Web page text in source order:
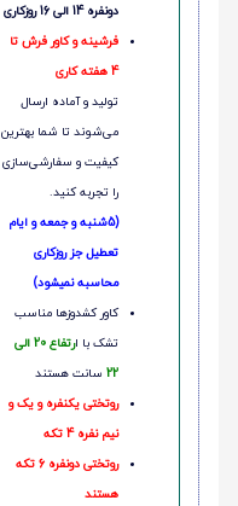
دونفره 14 الی 16 روزکاری
فرشینه و کاور فرش تا
4 هفته کاری
تولید و آماده ارسال
می‌شوند تا شما بهترین
کیفیت و سفارشی‌سازی
را تجربه کنید.
(5شنبه و جمعه و ایام
تعطیل جز روزکاری
محاسبه نمیشود)
کاور کشدوزها مناسب
تشک با ا
رتفاع 20 الی
22 سانت هستند
روتختی یکنفره و یک و
نیم نفره 4 تکه
روتختی دونفره 6 تکه
هستند